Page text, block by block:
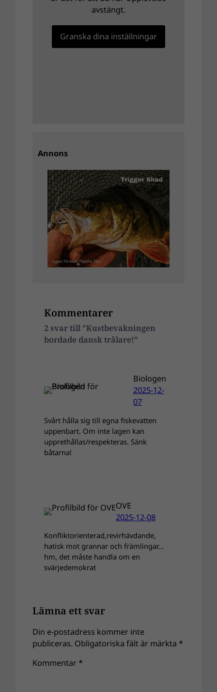
avstängt.
Granska dina inställningar
Annons
Kommentarer
2 svar till ”Kustbevakningen
bordade dansk trålare!”
Biologen
2025-12-
07
Svårt hålla sig till egna fiskevatten
uppenbart. Om inte lagen kan
upprethållas/respekteras. Sänk
båtarna!
OVE
2025-12-08
Konfliktorienterad,revirhävdande,
hatisk mot grannar och främlingar…
hm, det måste handla om en
svärjedemokrat
Lämna ett svar
Din e-postadress kommer inte
publiceras. Obligatoriska fält är märkta *
Kommentar *